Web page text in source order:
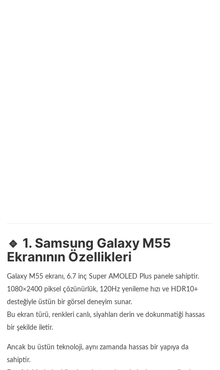
🔹 1. Samsung Galaxy M55
Ekranının Özellikleri
Galaxy M55 ekranı, 6.7 inç Super AMOLED Plus panele sahiptir.
1080×2400 piksel çözünürlük, 120Hz yenileme hızı ve HDR10+
desteğiyle üstün bir görsel deneyim sunar.
Bu ekran türü, renkleri canlı, siyahları derin ve dokunmatiği hassas
bir şekilde iletir.
Ancak bu üstün teknoloji, aynı zamanda hassas bir yapıya da
sahiptir.